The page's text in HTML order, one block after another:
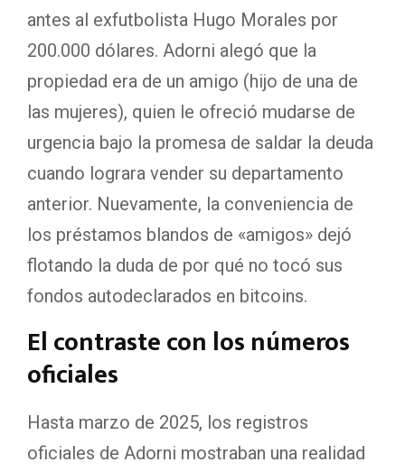
antes al exfutbolista Hugo Morales por
200.000 dólares. Adorni alegó que la
propiedad era de un amigo (hijo de una de
las mujeres), quien le ofreció mudarse de
urgencia bajo la promesa de saldar la deuda
cuando lograra vender su departamento
anterior. Nuevamente, la conveniencia de
los préstamos blandos de «amigos» dejó
flotando la duda de por qué no tocó sus
fondos autodeclarados en bitcoins.
El contraste con los números
oficiales
Hasta marzo de 2025, los registros
oficiales de Adorni mostraban una realidad